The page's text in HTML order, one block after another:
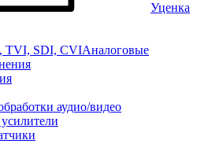
Уценка
TVI, SDI, CVIАналоговые
аудио/видео